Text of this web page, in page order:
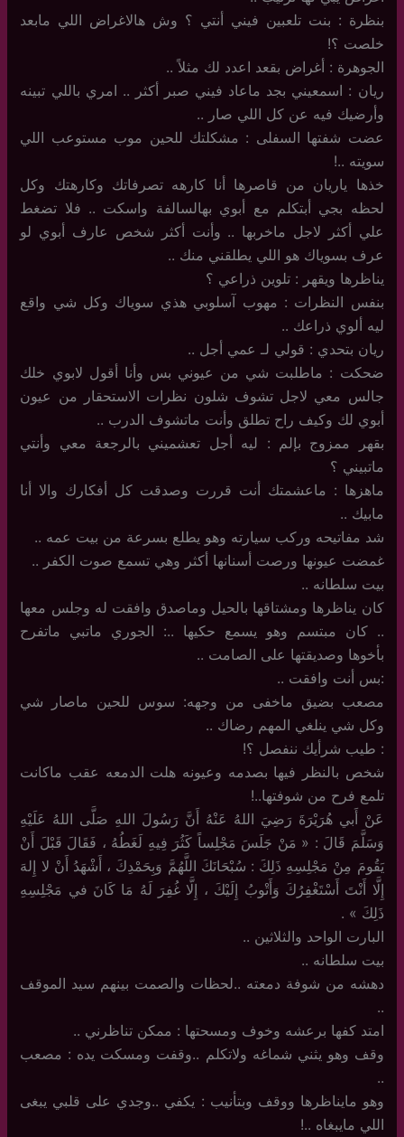
بنظرة : بنت تلعبين فيني أنتي ؟ وش هالاغراض اللي مابعد
خلصت ؟!
الجوهرة : أغراض بقعد اعدد لك مثلاً ..
ريان : اسمعيني بجد ماعاد فيني صبر أكثر .. امري باللي تبينه
وأرضيك فيه عن كل اللي صار ..
عضت شفتها السفلى : مشكلتك للحين موب مستوعب اللي
سويته ..!
خذها ياريان من قاصرها أنا كارهه تصرفاتك وكارهتك وكل
لحظه بجي أبتكلم مع أبوي بهالسالفة واسكت .. فلا تضغط
علي أكثر لاجل ماخربها .. وأنت أكثر شخص عارف أبوي لو
عرف بسوياك هو اللي يطلقني منك ..
يناظرها ويقهر : تلوين ذراعي ؟
بنفس النظرات : مهوب آسلوبي هذي سوياك وكل شي واقع
ليه ألوي ذراعك ..
ريان بتحدي : قولي لـ عمي أجل ..
ضحكت : ماطلبت شي من عيوني بس وأنا أقول لابوي خلك
جالس معي لاجل تشوف شلون نظرات الاستحقار من عيون
أبوي لك وكيف راح تطلق وأنت ماتشوف الدرب ..
بقهر ممزوج بإلم : ليه أجل تعشميني بالرجعة معي وأنتي
ماتبيني ؟
ماهزها : ماعشمتك أنت قررت وصدقت كل أفكارك والا أنا
مابيك ..
شد مفاتيحه وركب سيارته وهو يطلع بسرعة من بيت عمه ..
غمضت عيونها ورصت أسنانها أكثر وهي تسمع صوت الكفر ..
بيت سلطانه ..
كان يناظرها ومشتاقها بالحيل وماصدق وافقت له وجلس معها
.. كان مبتسم وهو يسمع حكيها ..: الجوري ماتبي ماتفرح
بأخوها وصديقتها على الصامت ..
:بس أنت وافقت ..
مصعب بضيق ماخفى من وجهه: سوس للحين ماصار شي
وكل شي ينلغي المهم رضاك ..
: طيب شرأيك ننفصل ؟!
شخص بالنظر فيها بصدمه وعيونه هلت الدمعه عقب ماكانت
تلمع فرح من شوفتها..!
عَنْ أَبي هُرَيْرَةَ رَضِيَ اللهُ عَنْهُ أَنَّ رَسُولَ اللهِ صَلَّى اللهُ عَلَيْهِ
وَسَلَّمَ قَالَ : « مَنْ جَلَسَ مَجْلِساً كَثُرَ فِيهِ لَغَطُهُ ، فَقَالَ قَبْلَ أَنْ
يَقُومَ مِنْ مَجْلِسِهِ ذَلِكَ : سُبْحَانَكَ اللَّهُمَّ وَبِحَمْدِكَ ، أَشْهَدُ أَنْ لا إِلهَ
إِلَّا أَنْتَ أَسْتَغْفِرُكَ وَأَتْوبُ إِلَيْكَ ، إِلَّا غُفِرَ لَهُ مَا كَانَ في مَجْلِسِهِ
ذَلِكَ » .
البارت الواحد والثلاثين ..
بيت سلطانه ..
دهشه من شوفة دمعته ..لحظات والصمت بينهم سيد الموقف
..
امتد كفها برعشه وخوف ومسحتها : ممكن تناظرني ..
وقف وهو يثني شماغه ولاتكلم ..وقفت ومسكت يده : مصعب
..
وهو مايناظرها ووقف وبتأنيب : يكفي ..وجدي على قلبي يبغى
اللي مايبغاه ..!